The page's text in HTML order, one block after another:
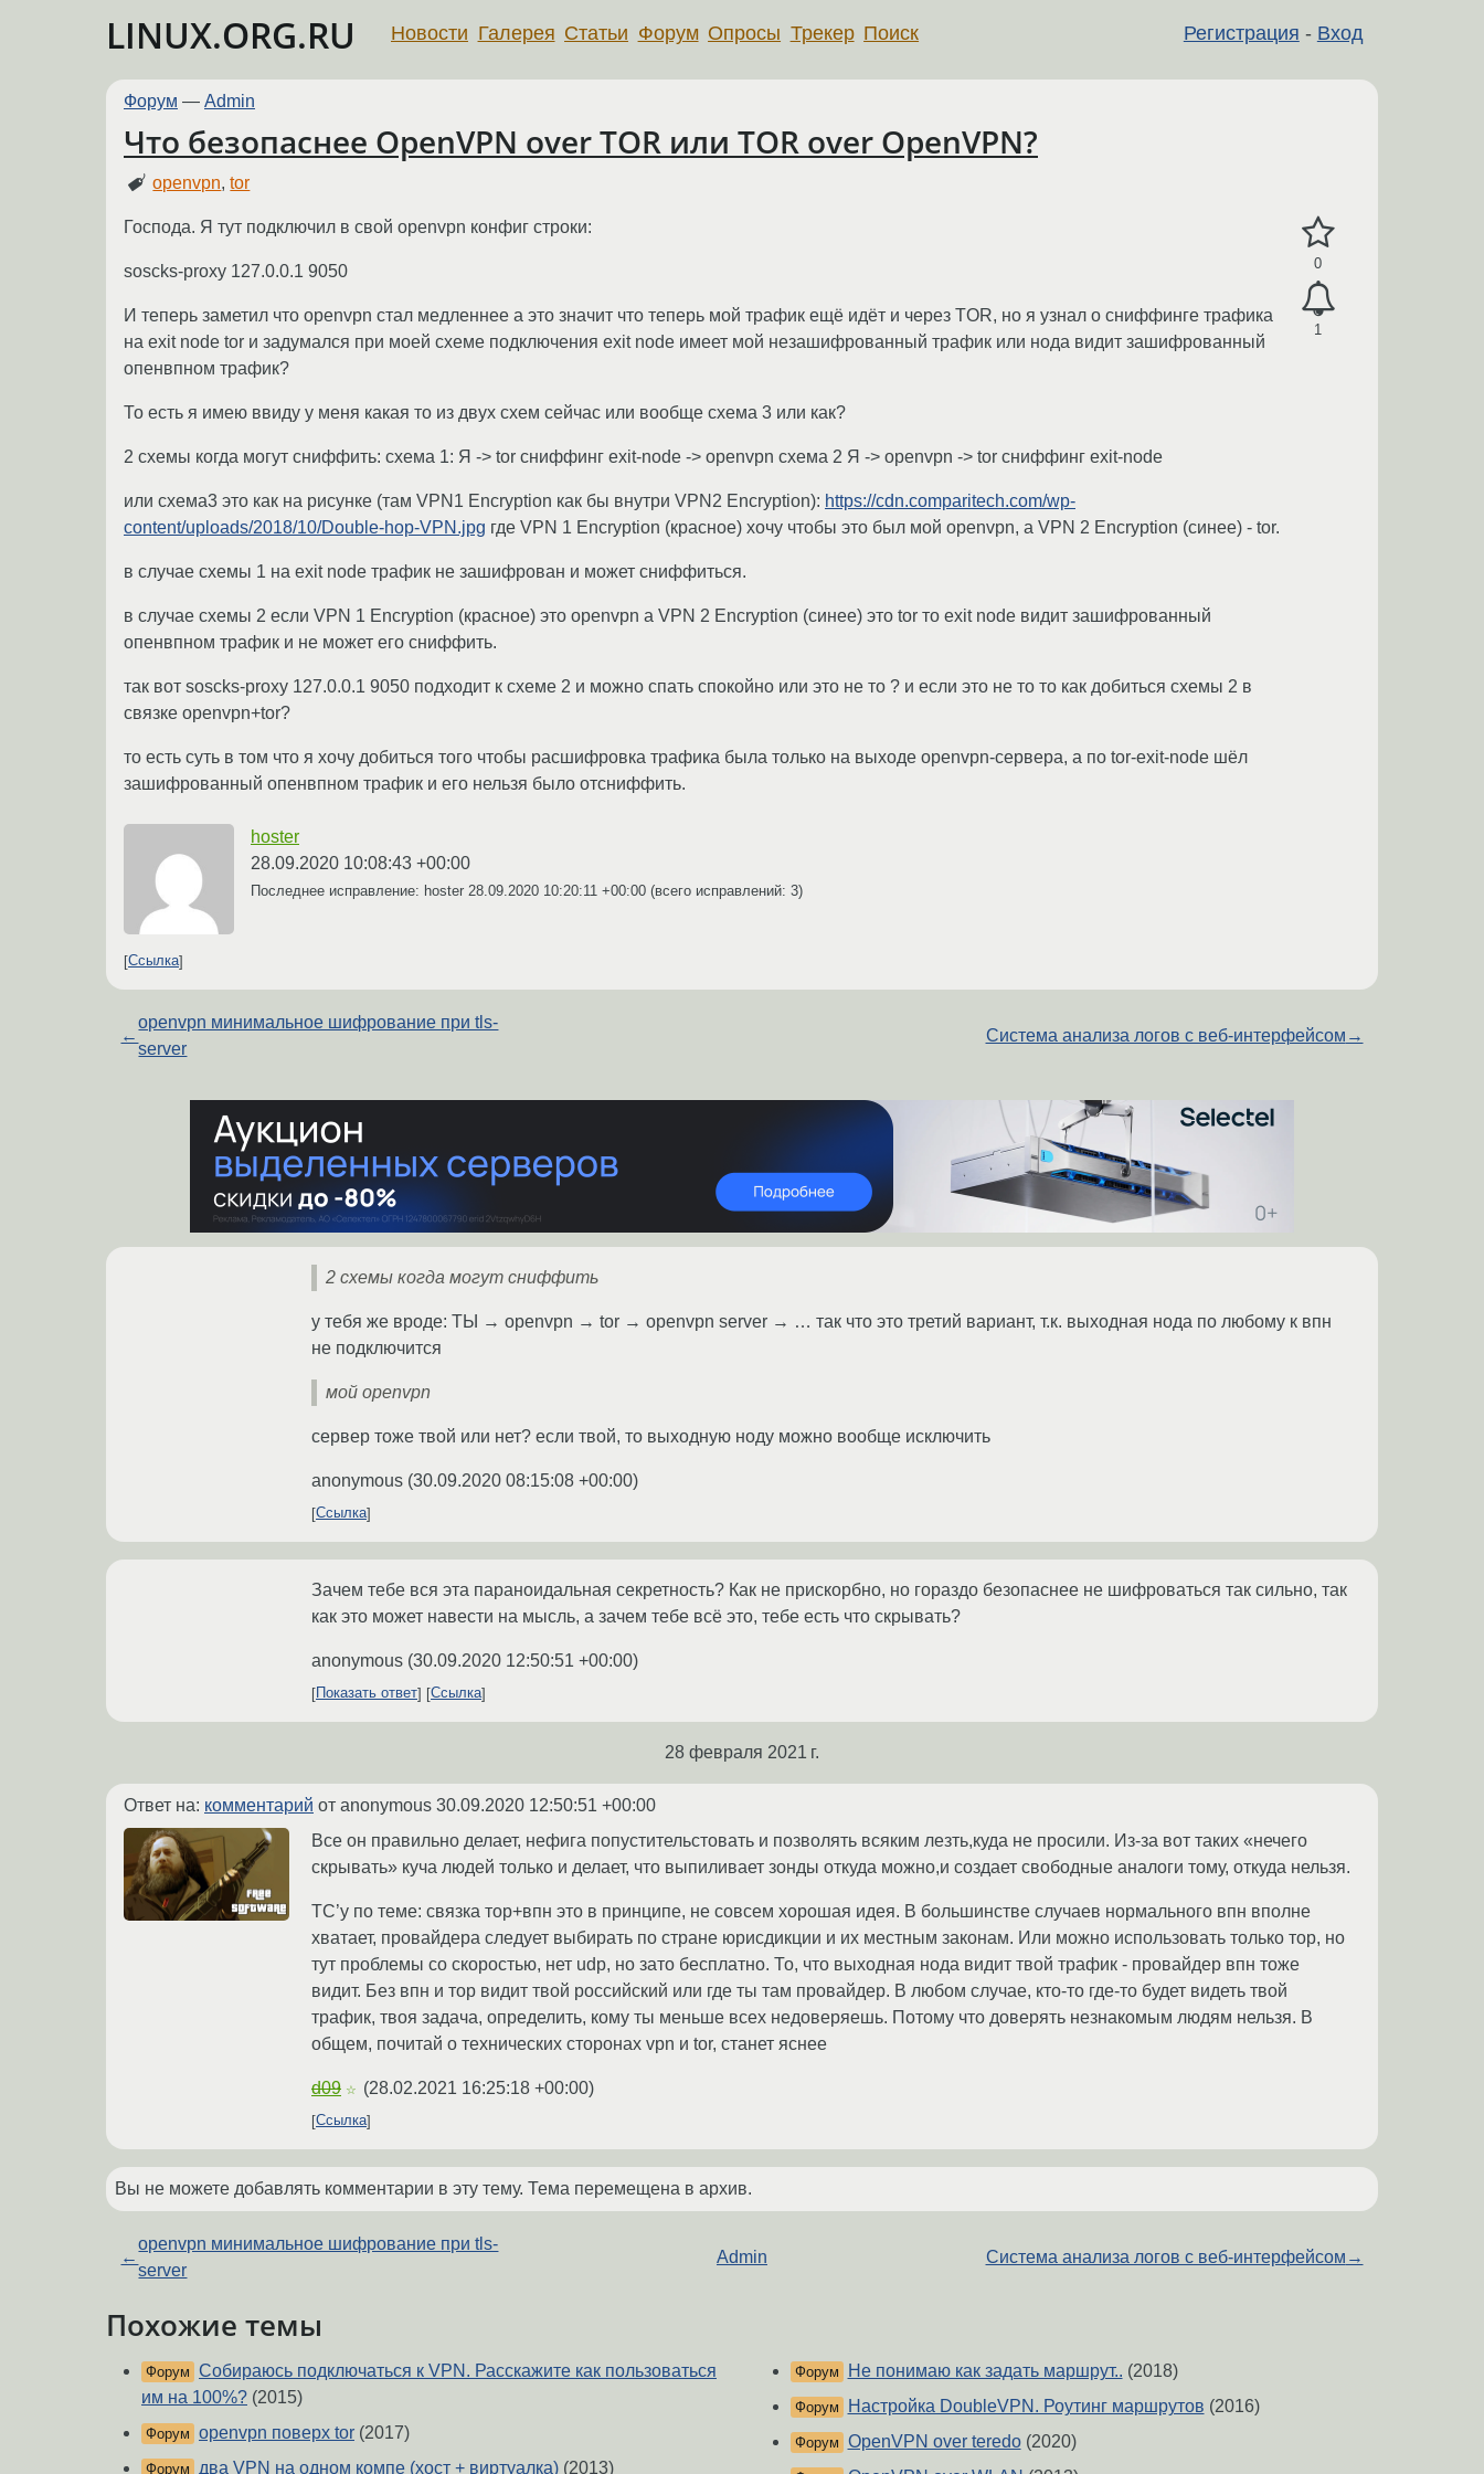
LINUX.ORG.RU Регистрация - Вход
Новости Галерея Статьи Форум Опросы Трекер Поиск
Форум — Admin
Что безопаснее OpenVPN over TOR или TOR over OpenVPN?
openvpn,tor
0
1
Господа. Я тут подключил в свой openvpn конфиг строки:
soscks-proxy 127.0.0.1 9050
И теперь заметил что openvpn стал медленнее а это значит что теперь мой трафик ещё идёт и через TOR, но я узнал о сниффинге трафика
на exit node tor и задумался при моей схеме подключения exit node имеет мой незашифрованный трафик или нода видит зашифрованный
опенвпном трафик?
То есть я имею ввиду у меня какая то из двух схем сейчас или вообще схема 3 или как?
2 схемы когда могут сниффить: схема 1: Я -> tor сниффинг exit-node -> openvpn схема 2 Я -> openvpn -> tor сниффинг exit-node
или схема3 это как на рисунке (там VPN1 Encryption как бы внутри VPN2 Encryption): https://cdn.comparitech.com/wp-
content/uploads/2018/10/Double-hop-VPN.jpg где VPN 1 Encryption (красное) хочу чтобы это был мой openvpn, а VPN 2 Encryption (синее) - tor.
в случае схемы 1 на exit node трафик не зашифрован и может сниффиться.
в случае схемы 2 если VPN 1 Encryption (красное) это openvpn а VPN 2 Encryption (синее) это tor то exit node видит зашифрованный
опенвпном трафик и не может его сниффить.
так вот soscks-proxy 127.0.0.1 9050 подходит к схеме 2 и можно спать спокойно или это не то ? и если это не то то как добиться схемы 2 в
связке openvpn+tor?
то есть суть в том что я хочу добиться того чтобы расшифровка трафика была только на выходе openvpn-сервера, а по tor-exit-node шёл
зашифрованный опенвпном трафик и его нельзя было отсниффить.
hoster
28.09.2020 10:08:43 +00:00
Последнее исправление: hoster 28.09.2020 10:20:11 +00:00 (всего исправлений: 3)
Ссылка
←
openvpn минимальное шифрование при tls-
server
Система анализа логов с веб-интерфейсом →
2 схемы когда могут сниффить
у тебя же вроде: ТЫ → openvpn → tor → openvpn server → … так что это третий вариант, т.к. выходная нода по любому к впн
не подключится
мой openvpn
сервер тоже твой или нет? если твой, то выходную ноду можно вообще исключить
anonymous (30.09.2020 08:15:08 +00:00)
Ссылка
Зачем тебе вся эта параноидальная секретность? Как не прискорбно, но гораздо безопаснее не шифроваться так сильно, так
как это может навести на мысль, а зачем тебе всё это, тебе есть что скрывать?
anonymous (30.09.2020 12:50:51 +00:00)
Показать ответ Ссылка
28 февраля 2021 г.
Ответ на: комментарий от anonymous 30.09.2020 12:50:51 +00:00
Все он правильно делает, нефига попустительстовать и позволять всяким лезть,куда не просили. Из-за вот таких «нечего
скрывать» куча людей только и делает, что выпиливает зонды откуда можно,и создает свободные аналоги тому, откуда нельзя.
ТС’у по теме: связка тор+впн это в принципе, не совсем хорошая идея. В большинстве случаев нормального впн вполне
хватает, провайдера следует выбирать по стране юрисдикции и их местным законам. Или можно использовать только тор, но
тут проблемы со скоростью, нет udp, но зато бесплатно. То, что выходная нода видит твой трафик - провайдер впн тоже
видит. Без впн и тор видит твой российский или где ты там провайдер. В любом случае, кто-то где-то будет видеть твой
трафик, твоя задача, определить, кому ты меньше всех недоверяешь. Потому что доверять незнакомым людям нельзя. В
общем, почитай о технических сторонах vpn и tor, станет яснее
d09 ☆ (28.02.2021 16:25:18 +00:00)
Ссылка
Вы не можете добавлять комментарии в эту тему. Тема перемещена в архив.
←
openvpn минимальное шифрование при tls-
server
Admin Система анализа логов с веб-интерфейсом →
Похожие темы
Форум Собираюсь подключаться к VPN. Расскажите как пользоваться
им на 100%? (2015)
Форум openvpn поверх tor (2017)
Форум два VPN на одном компе (хост + виртуалка) (2013)
Форум Не понимаю как задать маршрут.. (2018)
Форум Настройка DoubleVPN. Роутинг маршрутов (2016)
Форум OpenVPN over teredo(2020)